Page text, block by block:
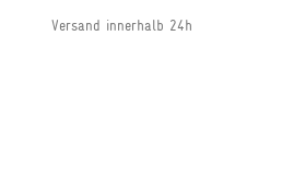
Versand innerhalb 24h